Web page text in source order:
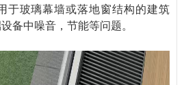
于玻璃幕墙或落地窗结构的建筑
备中噪音，节能等问题。